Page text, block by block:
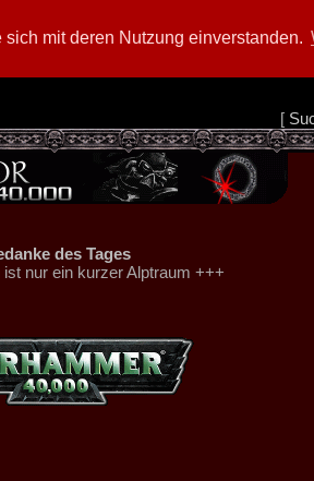
mit deren Nutzung einverstanden.
[
des Tages
nur ein kurzer Alptraum +++